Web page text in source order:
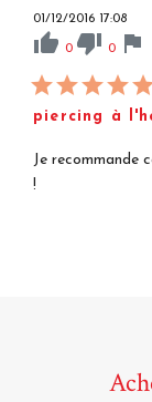
01/12/2016 17:08
thumb_up 0 thumb_down 0 flag
piercing à
Je recommande
!